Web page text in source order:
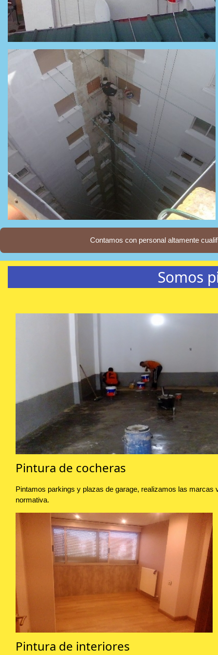
Contamos con personal altamente
Somos
Pintura de cocheras
Pintamos parkings y plazas de garage, realizamos las marcas
normativa.
Pintura de interiores